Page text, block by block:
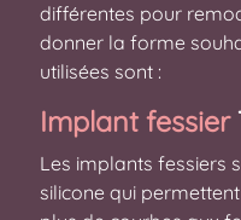
différentes pour
donner la forme
utilisées sont :
Implant fessier
Les implants fessiers
silicone qui